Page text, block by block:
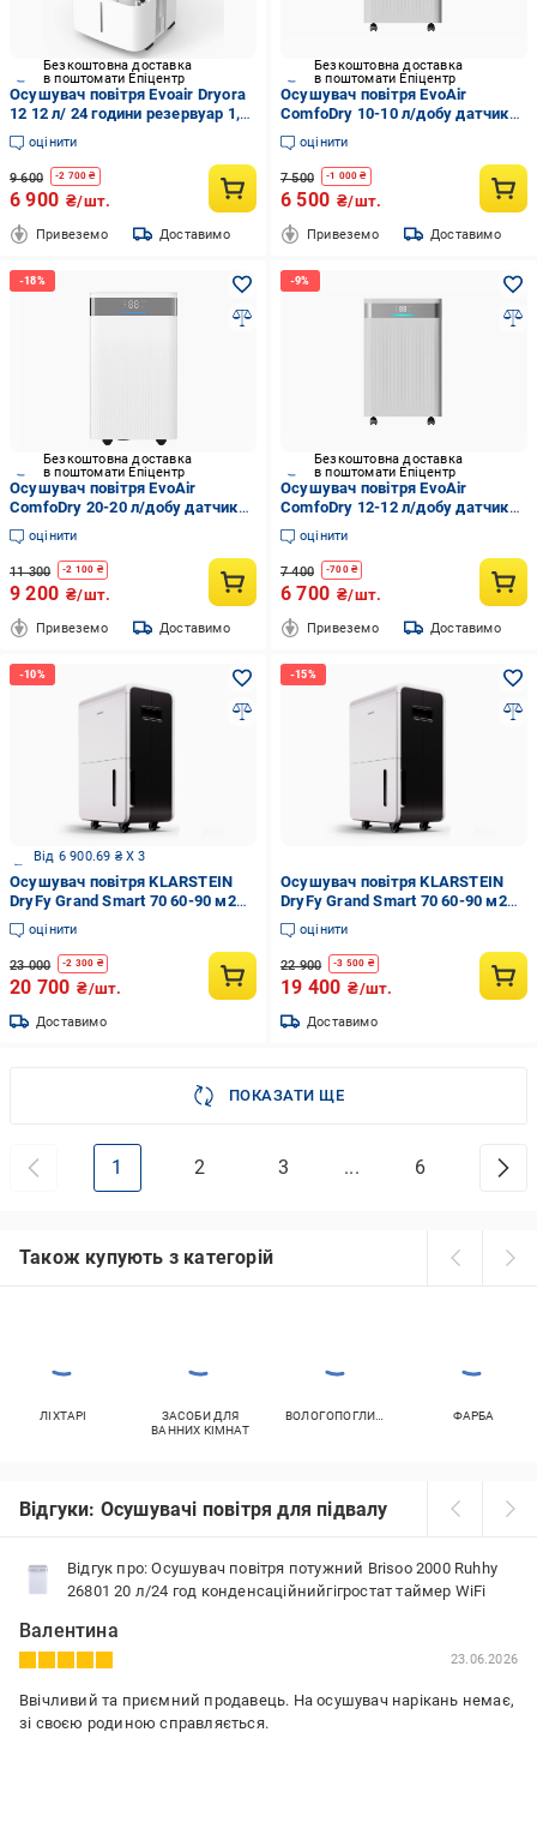
Безкоштовна доставка
в поштомати Епіцентр
Осушувач повітря Evoair Dryora
12 12 л/ 24 години резервуар 1,6
л
оцінити
9 600 -2 700 ₴
6 900 ₴/шт.
Привеземо Доставимо
Безкоштовна доставка
в поштомати Епіцентр
Осушувач повітря EvoAir
ComfoDry 10-10 л/добу датчик
вологості 2,2 л (77093089892)
оцінити
7 500 -1 000 ₴
6 500 ₴/шт.
Привеземо Доставимо
Безкоштовна доставка
в поштомати Епіцентр
Осушувач повітря EvoAir
ComfoDry 20-20 л/добу датчик
вологості 4 л (837498734208)
оцінити
11 300 -2 100 ₴
9 200 ₴/шт.
Привеземо Доставимо
Безкоштовна доставка
в поштомати Епіцентр
Осушувач повітря EvoAir
ComfoDry 12-12 л/добу датчик
вологості 2,2 л (876767665098)
оцінити
7 400 -700₴
6 700 ₴/шт.
Привеземо Доставимо
Від 6 900.69 ₴ X 3
Осушувач повітря KLARSTEIN
DryFy Grand Smart 70 60-90 м2
(10045545)
оцінити
23 000 -2 300 ₴
20 700 ₴/шт.
Доставимо
Осушувач повітря KLARSTEIN
DryFy Grand Smart 70 60-90 м2
70 літрів/24 години (10045545)
оцінити
22 900 -3 500 ₴
19 400 ₴/шт.
Доставимо
ПОКАЗАТИ ЩЕ
1 2 3 ... 6
Також купують з категорій
ЛІХТАРІ
ЗАСОБИ ДЛЯ
ВАННИХ КІМНАТ
ФАРБА
Відгуки: Осушувачі повітря для підвалу
Відгук про: Осушувач повітря потужний Brisoo 2000 Ruhhy
26801 20 л/24 год конденсаційнийгігростат таймер WiFi
Валентина
23.06.2026
Ввічливий та приємний продавець. На осушувач нарікань немає,
зі своєю родиною справляється.